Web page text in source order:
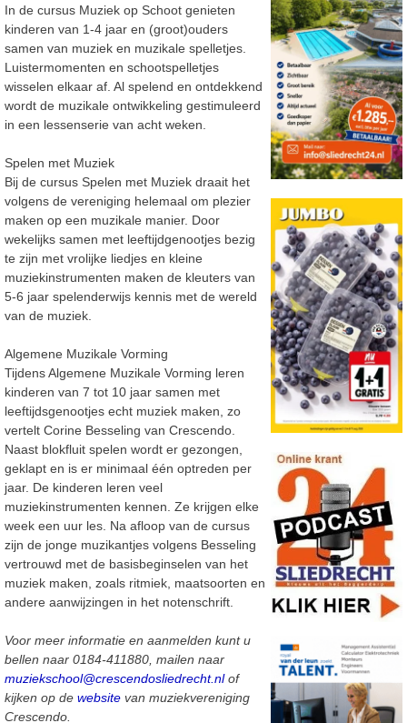
In de cursus Muziek op Schoot genieten
kinderen van 1-4 jaar en (groot)ouders
samen van muziek en muzikale spelletjes.
Luistermomenten en schootspelletjes
wisselen elkaar af. Al spelend en ontdekkend
wordt de muzikale ontwikkeling gestimuleerd
in een lessenserie van acht weken.
Spelen met Muziek
Bij de cursus Spelen met Muziek draait het
volgens de vereniging helemaal om plezier
maken op een muzikale manier. Door
wekelijks samen met leeftijdgenootjes bezig
te zijn met vrolijke liedjes en kleine
muziekinstrumenten maken de kleuters van
5-6 jaar spelenderwijs kennis met de wereld
van de muziek.
Algemene Muzikale Vorming
Tijdens Algemene Muzikale Vorming leren
kinderen van 7 tot 10 jaar samen met
leeftijdsgenootjes echt muziek maken, zo
vertelt Corine Besseling van Crescendo.
Naast blokfluit spelen wordt er gezongen,
geklapt en is er minimaal één optreden per
jaar. De kinderen leren veel
muziekinstrumenten kennen. Ze krijgen elke
week een uur les. Na afloop van de cursus
zijn de jonge muzikantjes volgens Besseling
vertrouwd met de basisbeginselen van het
muziek maken, zoals ritmiek, maatsoorten en
andere aanwijzingen in het notenschrift.
Voor meer informatie en aanmelden kunt u
bellen naar 0184-411880, mailen naar
muziekschool@crescendosliedrecht.nlof
kijken op de website van muziekvereniging
Crescendo.